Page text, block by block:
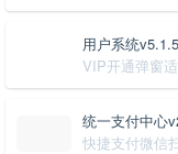
用户系统
VIP开通弹窗
统一支付中心
快捷支付微信